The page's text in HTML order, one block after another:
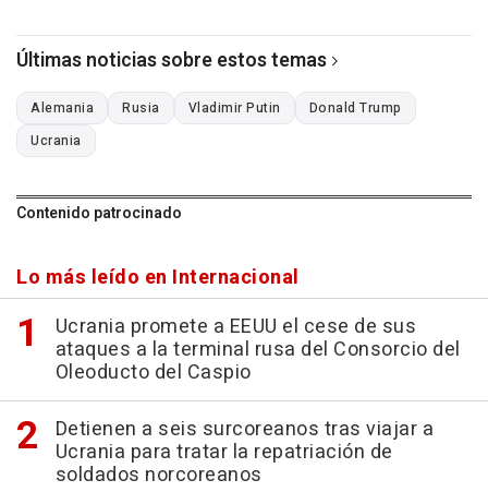
Últimas noticias sobre estos temas
Alemania Rusia Vladimir Putin
Donald Trump
Ucrania
Contenido patrocinado
Lo más leído en Internacional
Ucrania promete a EEUU el cese de sus
ataques a la terminal rusa del Consorcio del
Oleoducto del Caspio
Detienen a seis surcoreanos tras viajar a
Ucrania para tratar la repatriación de
soldados norcoreanos